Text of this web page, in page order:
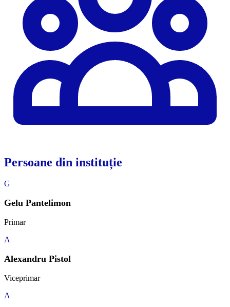
Persoane din instituție
G
Gelu Pantelimon
Primar
A
Alexandru Pistol
Viceprimar
A